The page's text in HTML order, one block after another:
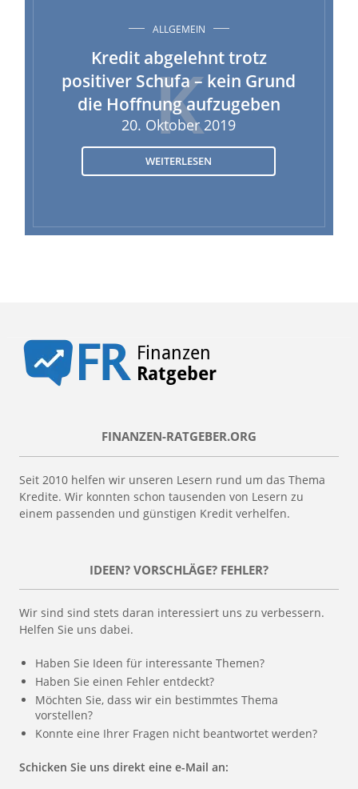
K
ALLGEMEIN
Kredit abgelehnt trotz
positiver Schufa – kein Grund
die Hoffnung aufzugeben
20. Oktober 2019
WEITERLESEN
FINANZEN-RATGEBER.ORG
Seit 2010 helfen wir unseren Lesern rund um das Thema
Kredite. Wir konnten schon tausenden von Lesern zu
einem passenden und günstigen Kredit verhelfen.
IDEEN? VORSCHLÄGE? FEHLER?
Wir sind sind stets daran interessiert uns zu verbessern.
Helfen Sie uns dabei.
Haben Sie Ideen für interessante Themen?
Haben Sie einen Fehler entdeckt?
Möchten Sie, dass wir ein bestimmtes Thema
vorstellen?
Konnte eine Ihrer Fragen nicht beantwortet werden?
Schicken Sie uns direkt eine e-Mail an: